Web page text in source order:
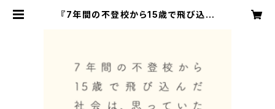
『7年間の不登校から15歳で飛び込ん